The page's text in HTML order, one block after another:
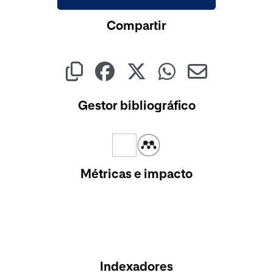
Compartir
Gestor bibliográfico
Métricas e impacto
Indexadores